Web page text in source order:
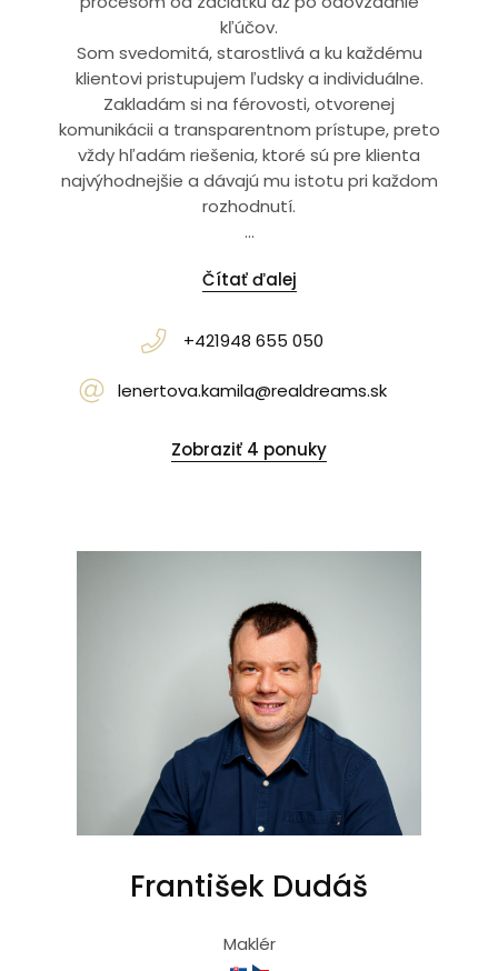
kľúčov.
Som svedomitá, starostlivá a ku každému
klientovi pristupujem ľudsky a individuálne.
Zakladám si na férovosti, otvorenej
komunikácii a transparentnom prístupe, preto
vždy hľadám riešenia, ktoré sú pre klienta
najvýhodnejšie a dávajú mu istotu pri každom
rozhodnutí.
...
Čítať ďalej
+421948 655 050
lenertova.kamila@realdreams.sk
Zobraziť 4 ponuky
František Dudáš
Maklér